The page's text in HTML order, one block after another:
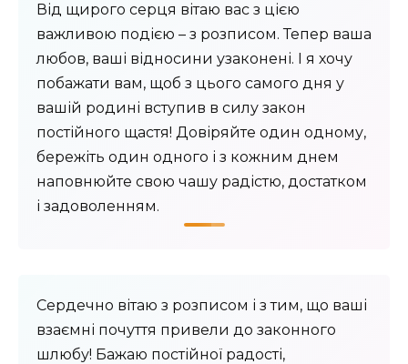
Від щирого серця вітаю вас з цією
важливою подією – з розписом. Тепер ваша
любов, ваші відносини узаконені. І я хочу
побажати вам, щоб з цього самого дня у
вашій родині вступив в силу закон
постійного щастя! Довіряйте один одному,
бережіть один одного і з кожним днем ​​
наповнюйте свою чашу радістю, достатком
і задоволенням.
Сердечно вітаю з розписом і з тим, що ваші
взаємні почуття привели до законного
шлюбу! Бажаю постійної радості,